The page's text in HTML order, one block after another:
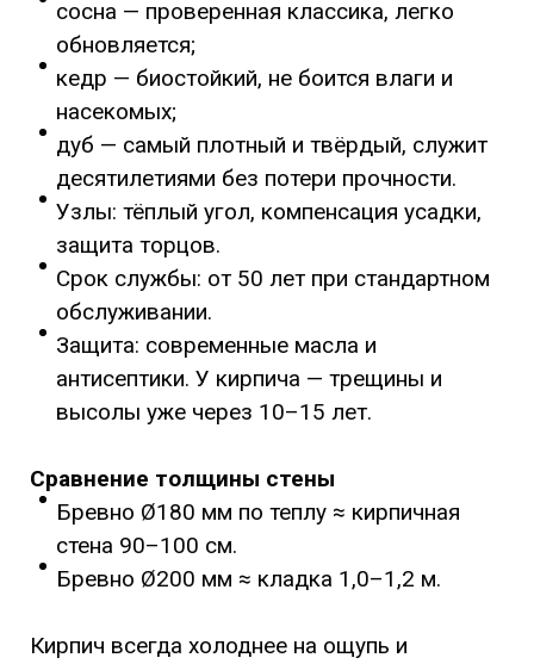
сосна — проверенная классика, легко
обновляется;
кедр — биостойкий, не боится влаги и
насекомых;
дуб — самый плотный и твёрдый, служит
десятилетиями без потери прочности.
Узлы: тёплый угол, компенсация усадки,
защита торцов.
Срок службы: от 50 лет при стандартном
обслуживании.
Защита: современные масла и
антисептики. У кирпича — трещины и
высолы уже через 10–15 лет.
Сравнение толщины стены
Бревно Ø180 мм по теплу ≈ кирпичная
стена 90–100 см.
Бревно Ø200 мм ≈ кладка 1,0–1,2 м.
Кирпич всегда холоднее на ощупь и